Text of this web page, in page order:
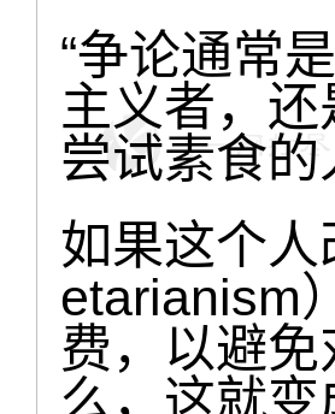
“争论通常
主义者，
尝试素食的
如果这个
etarianism
费，以避
么，这就